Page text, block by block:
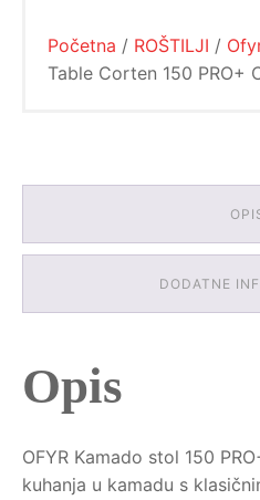
Ceramic
Dark
Početna / ROŠTILJI /
Table Corten 150 PRO+
DODATNE
Opis
OFYR Kamado stol 150
kuhanja u kamadu s